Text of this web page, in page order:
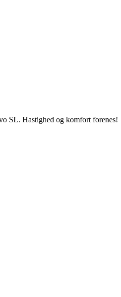
SL. Hastighed og komfort forenes!